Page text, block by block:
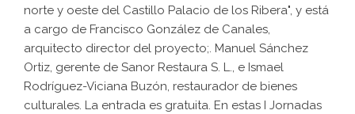
norte y oeste del Castillo Palacio de los Ribera", y está
a cargo de Francisco González de Canales,
arquitecto director del proyecto;. Manuel Sánchez
Ortiz, gerente de Sanor Restaura S. L., e Ismael
Rodríguez-Viciana Buzón, restaurador de bienes
culturales. La entrada es gratuita. En estas I Jornadas